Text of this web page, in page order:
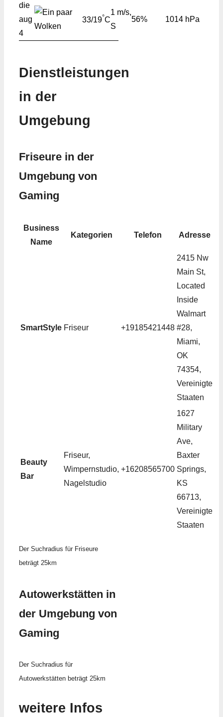
die
aug
4
33/19°C
1 m/s,
S
56% 1014 hPa
Dienstleistungen
in der
Umgebung
Friseure in der
Umgebung von
Gaming
Business
Name
Kategorien Telefon Adresse
SmartStyle Friseur +19185421448
2415 Nw
Main St,
Located
Inside
Walmart
#28,
Miami,
OK
74354,
Vereinigte
Staaten
Beauty
Bar
Friseur,
Wimpernstudio,
Nagelstudio
+16208565700
1627
Military
Ave,
Baxter
Springs,
KS
66713,
Vereinigte
Staaten
Der Suchradius für Friseure
beträgt 25km
Autowerkstätten in
der Umgebung von
Gaming
Der Suchradius für
Autowerkstätten beträgt 25km
weitere Infos